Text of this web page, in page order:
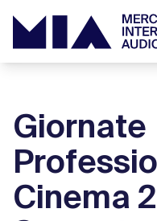
Giornate
Cinema